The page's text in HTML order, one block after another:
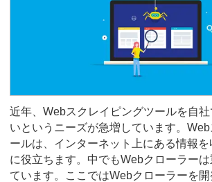
近年、Webスクレイピングツールを自
いというニーズが急増しています。
ールは、インターネット上にある情報
に役立ちます。中でもWebクローラー
ています。ここではWebクローラーを